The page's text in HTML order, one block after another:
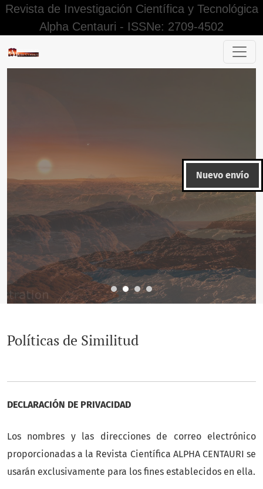
Revista de Investigación Científica y Tecnológica
Alpha Centauri - ISSNe: 2709-4502
Políticas de Similitud
Nuevo envío
Políticas de Similitud
DECLARACIÓN DE PRIVACIDAD
Los nombres y las direcciones de correo electrónico
proporcionadas a la Revista Científica ALPHA CENTAURI se
usarán exclusivamente para los fines establecidos en ella.